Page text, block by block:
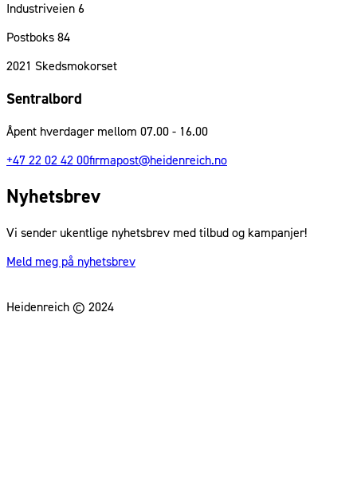
Industriveien 6
Postboks 84
2021 Skedsmokorset
Sentralbord
Åpent hverdager mellom 07.00 - 16.00
+47 22 02 42 00firmapost@heidenreich.no
Nyhetsbrev
Vi sender ukentlige nyhetsbrev med tilbud og kampanjer!
Meld meg på nyhetsbrev
Heidenreich © 2024